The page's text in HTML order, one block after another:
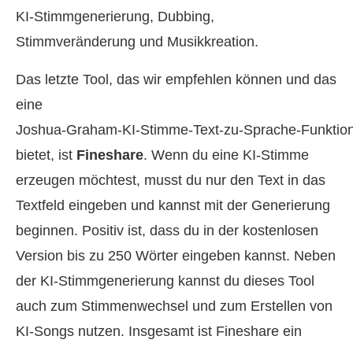
KI‑Stimmgenerierung, Dubbing,
Stimmveränderung und Musikkreation.
Das letzte Tool, das wir empfehlen können und das
eine
bietet, ist Fineshare. Wenn du eine KI‑Stimme
erzeugen möchtest, musst du nur den Text in das
Textfeld eingeben und kannst mit der Generierung
beginnen. Positiv ist, dass du in der kostenlosen
Version bis zu 250 Wörter eingeben kannst. Neben
der KI‑Stimmgenerierung kannst du dieses Tool
auch zum Stimmenwechsel und zum Erstellen von
KI‑Songs nutzen. Insgesamt ist Fineshare ein